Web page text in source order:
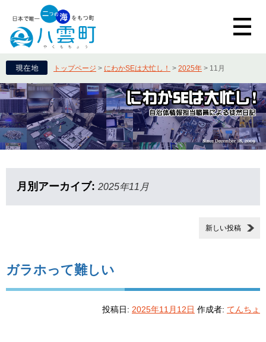
トップページ > にわかSEは大忙し！ > 2025年 > 11月
月別アーカイブ: 2025年11月
新しい投稿
ガラホって難しい
投稿日: 2025年11月12日 作成者: てんちょ